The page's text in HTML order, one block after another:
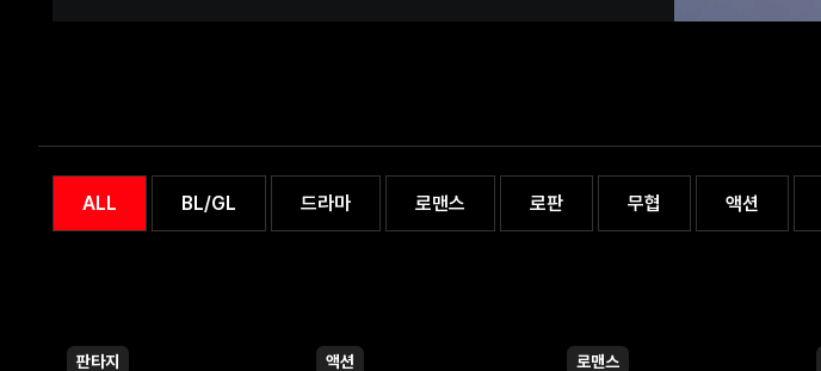
ALL BL/GL 드라마 로맨스 로판 무협 액션
웹툰
판타지 웹툰
액션 웹툰
로맨스